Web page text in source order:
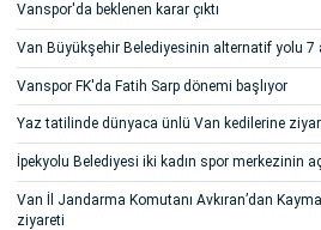
Vanspor'da beklenen karar çıktı
Van Büyükşehir Belediyesinin alternatif yolu 7
Vanspor FK'da Fatih Sarp dönemi başlıyor
Yaz tatilinde dünyaca ünlü Van kedilerine
İpekyolu Belediyesi iki kadın spor merkezinin
Van İl Jandarma Komutanı Avkıran’dan
ziyareti